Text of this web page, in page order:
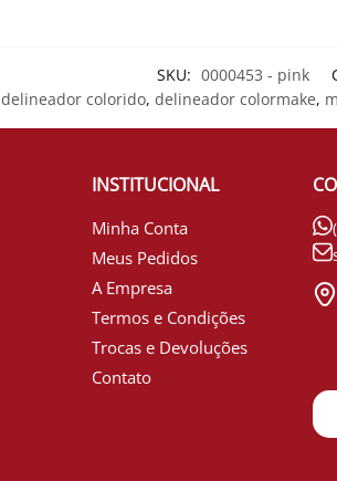
SKU: 0000453 - pink
delineador colorido, delineador colormake,
INSTITUCIONAL
Minha Conta
Meus Pedidos
A Empresa
Termos e Condições
Trocas e Devoluções
Contato